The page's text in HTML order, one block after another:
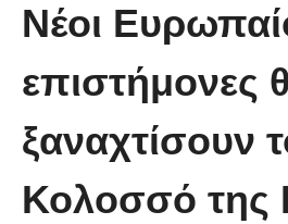
μήκους 50 μέτρων
Νέοι
επιστήμονες
ξαναχτίσουν
Κολοσσό της